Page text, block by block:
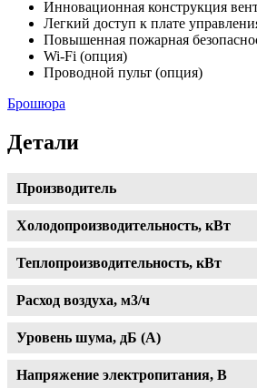
Инновационная конструкция
Легкий доступ к плате
Повышенная пожарная
Wi-Fi (опция)
Проводной пульт (опция)
Брошюра
Детали
Производитель
Холодопроизводительность, кВт
Теплопроизводительность, кВт
Расход воздуха, м3/ч
Уровень шума, дБ (А)
Напряжение электропитания, В